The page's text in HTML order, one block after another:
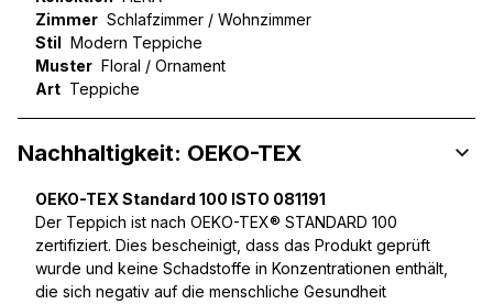
Zimmer Schlafzimmer / Wohnzimmer
Stil Modern Teppiche
Muster Floral / Ornament
Art Teppiche
Nachhaltigkeit: OEKO-TEX
OEKO-TEX Standard 100 ISTO 081191
Der Teppich ist nach OEKO-TEX® STANDARD 100
zertifiziert. Dies bescheinigt, dass das Produkt geprüft
wurde und keine Schadstoffe in Konzentrationen enthält,
die sich negativ auf die menschliche Gesundheit